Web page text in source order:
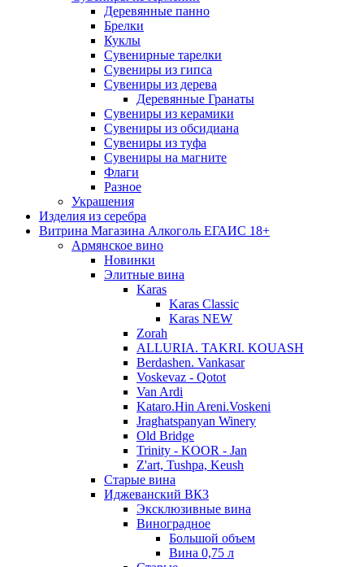
Деревянные панно
Брелки
Куклы
Сувенирные тарелки
Сувениры из гипса
Сувениры из дерева
Деревянные Гранаты
Сувениры из керамики
Сувениры из обсидиана
Сувениры из туфа
Сувениры на магните
Флаги
Разное
Украшения
Изделия из серебра
Витрина Магазина Алкоголь ЕГАИС 18+
Армянское вино
Новинки
Элитные вина
Karas
Karas Classic
Karas NEW
Zorah
ALLURIA. TAKRI. KOUASH
Berdashen. Vankasar
Voskevaz - Qotot
Van Ardi
Kataro.Hin Areni.Voskeni
Jraghatspanyan Winery
Old Bridge
Trinity - KOOR - Jan
Z'art, Tushpa, Keush
Старые вина
Иджеванский ВК3
Эксклюзивные вина
Виноградное
Большой объем
Вина 0,75 л